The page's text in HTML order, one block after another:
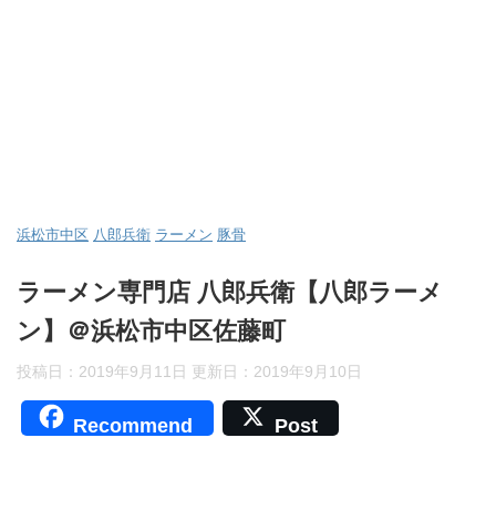
浜松市中区 八郎兵衛 ラーメン 豚骨
ラーメン専門店 八郎兵衛【八郎ラーメ
ン】＠浜松市中区佐藤町
投稿日：2019年9月11日 更新日： 2019年9月10日
Recommend Post